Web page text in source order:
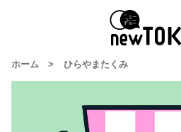
ホーム > ひらやまたくみ